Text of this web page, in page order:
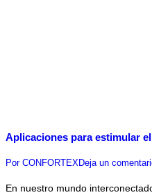
Aplicaciones para estimular
Por CONFORTEXDeja un
En nuestro mundo